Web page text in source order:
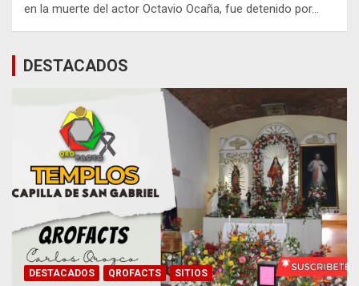
en la muerte del actor Octavio Ocaña, fue detenido por…
DESTACADOS
DESTACADOS QROFACTS SITIOS